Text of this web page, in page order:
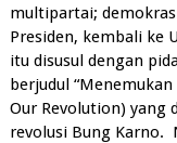
multipartai;
Presiden, kembali ke
itu disusul dengan
berjudul
Our Revolution) yang
revolusi Bung